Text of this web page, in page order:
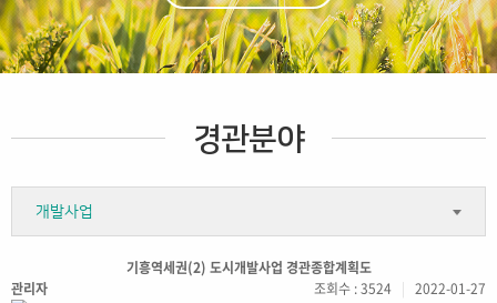
경관분야
개발사업
기흥역세권(2) 도시개발사업 경관종합계획도
관리자
조회수 : 3524 | 2022-01-27